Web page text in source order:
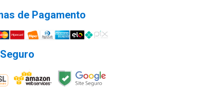
de Pagamento